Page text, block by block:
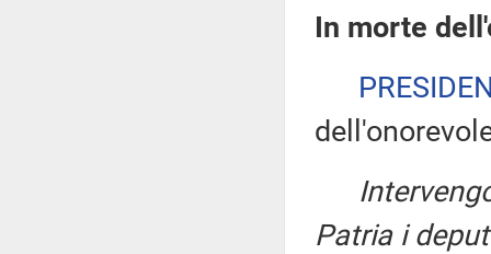
In morte
Patria i